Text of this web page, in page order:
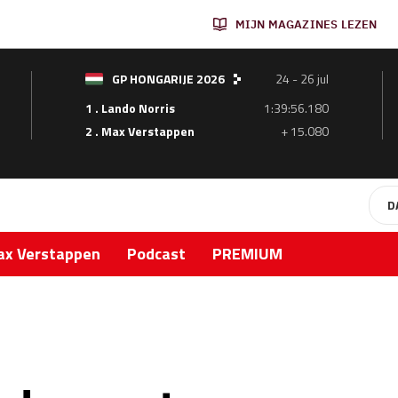
MIJN MAGAZINES LEZEN
GP HONGARIJE 2026
24 - 26 jul
1 . Lando Norris
1:39:56.180
2 . Max Verstappen
+ 15.080
Verstappen Podcast PREMIUM